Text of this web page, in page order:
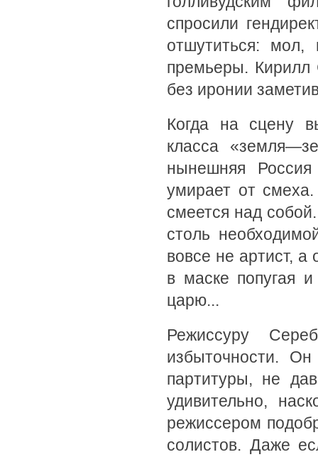
спросили
отшутиться: мол,
премьеры. Кирилл
без иронии
Когда на сцену
класса
нынешняя
умирает от
смеется над
столь
вовсе не артист, а
в маске попугая
царю...
Режиссуру
избыточности.
партитуры, не
удивительно,
режиссером
солистов. Даже